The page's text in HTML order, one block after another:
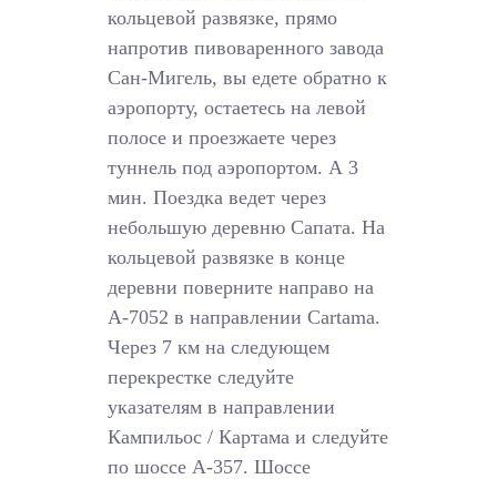
кольцевой развязке, прямо
напротив пивоваренного завода
Сан-Мигель, вы едете обратно к
аэропорту, остаетесь на левой
полосе и проезжаете через
туннель под аэропортом. А 3
мин. Поездка ведет через
небольшую деревню Сапата. На
кольцевой развязке в конце
деревни поверните направо на
A-7052 в направлении Cartama.
Через 7 км на следующем
перекрестке следуйте
указателям в направлении
Кампильос / Картама и следуйте
по шоссе A-357. Шоссе